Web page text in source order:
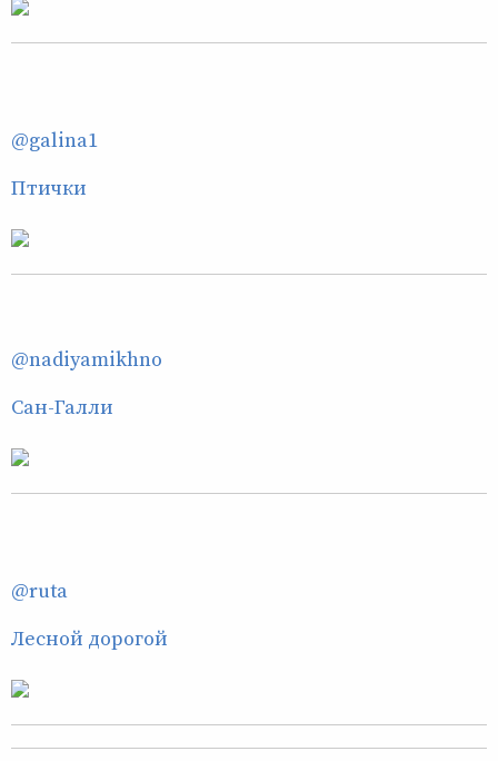
@galina1
Птички
@nadiyamikhno
Сан-Галли
@ruta
Лесной дорогой